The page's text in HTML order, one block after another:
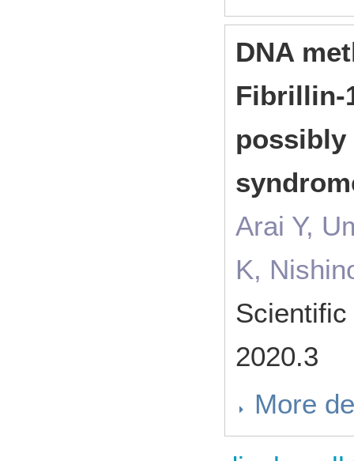
DNA
Fibrillin-
possibly
Arai Y,
K,
2020.3
More